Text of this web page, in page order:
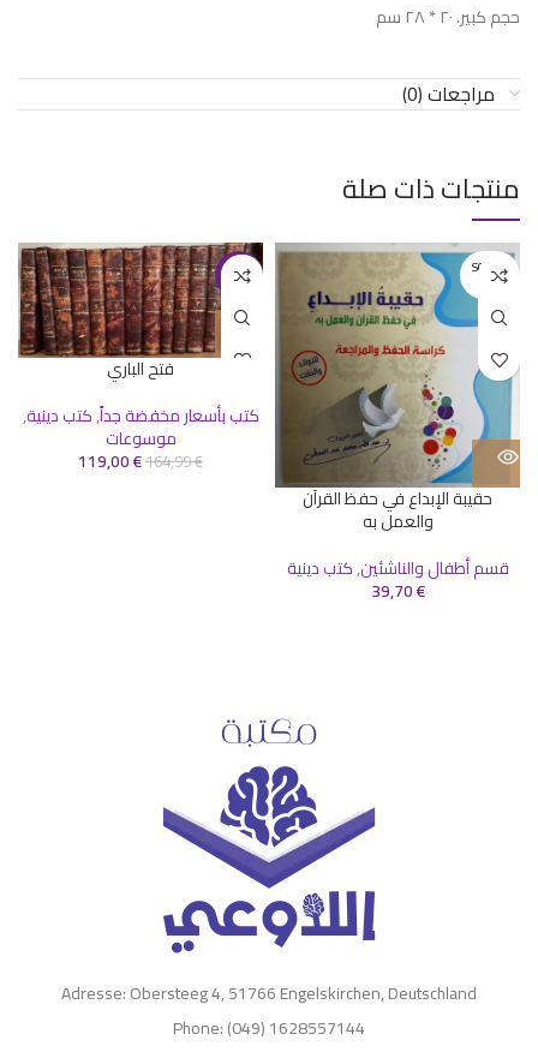
حجم كبير. ٢٠ * ٢٨ سم
مراجعات (0)
منتجات ذات صلة
SOLD O
UT
حقيبة الإبداع في حفظ القرآن
والعمل به
قسم أطفال والناشئين,كتب دينية
39,70€
-28%
فتح الباري
كتب بأسعار مخفضة جداً,كتب دينية,
موسوعات
164,99€
119,00€
Adresse: Obersteeg 4, 51766 Engelskirchen, Deutschland
Phone: (049) 1628557144